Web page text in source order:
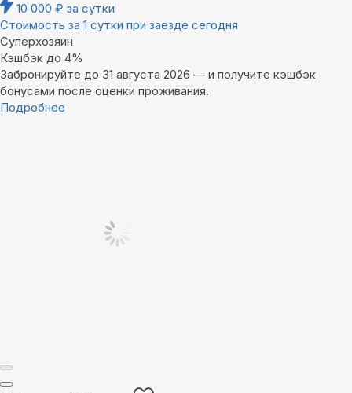
10 000 ₽ за сутки
Стоимость за 1 сутки при заезде сегодня
Суперхозяин
Кэшбэк до 4%
Забронируйте до 31 августа 2026 — и получите кэшбэк
бонусами после оценки проживания.
Подробнее